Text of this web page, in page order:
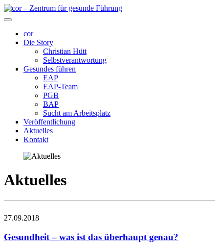
cor
Die Story
Christian Hütt
Selbstverantwortung
Gesundes führen
EAP
EAP-Team
PGB
BAP
Sucht am Arbeitsplatz
Veröffentlichung
Aktuelles
Kontakt
Aktuelles
27.09.2018
Gesundheit – was ist das überhaupt genau?